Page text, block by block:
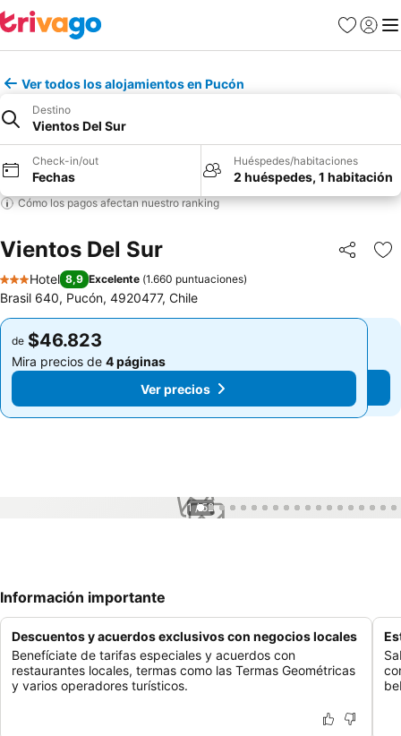
Favoritos
Iniciar
Ver todos los alojamientos en Pucón
Destino
Vientos Del Sur
Check-in/out
Fechas
Huéspedes/habitaciones
2 huéspedes, 1 habitación
Cómo los pagos afectan nuestro ranking
Vientos Del Sur Compartir
3 Estrellas
Hotel 8,9 Excelente (1.660 puntuaciones)
Brasil 640, Pucón, 4920477, Chile
de $46.823
Mira precios de 4 páginas
Ver precios
de $46.823
Mira precios de 4 páginas
Ver precios
1 / 52
Información importante
Descuentos y acuerdos exclusivos con negocios locales
Benefíciate de tarifas especiales y acuerdos con
restaurantes locales, termas como las Termas Geométricas
y varios operadores turísticos.